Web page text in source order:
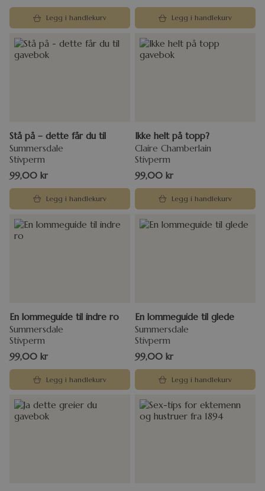
Legg i handlekurv Legg i handlekurv
Stå på – dette får du til
Summersdale
Stivperm
99,00 kr
Legg i handlekurv
Ikke helt på topp?
Claire Chamberlain
Stivperm
99,00 kr
Legg i handlekurv
En lommeguide til indre ro
Summersdale
Stivperm
99,00 kr
Legg i handlekurv
En lommeguide til glede
Summersdale
Stivperm
99,00 kr
Legg i handlekurv